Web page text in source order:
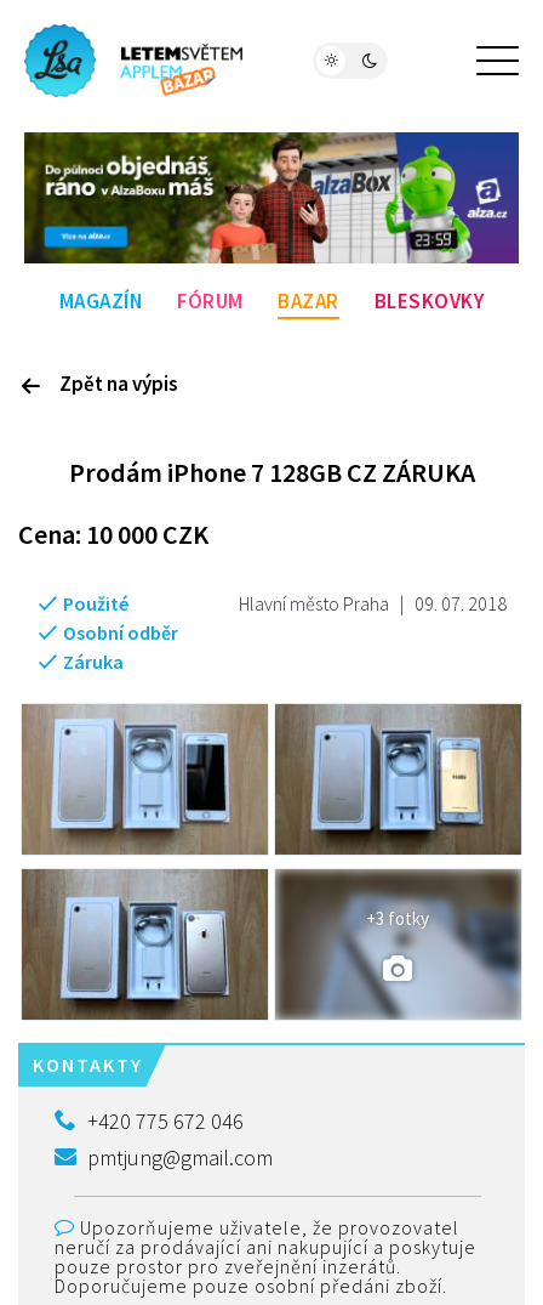
MAGAZÍN FÓRUM BAZAR BLESKOVKY
Zpět na výpis
Prodám iPhone 7 128GB CZ ZÁRUKA
Cena: 10 000CZK
Hlavní město Praha | 09. 07. 2018
Použité
Osobní odběr
Záruka
+3 fotky
KONTAKTY
+420 775 672 046
pmtjung@gmail.com
Upozorňujeme uživatele, že provozovatel
neručí za prodávající ani nakupující a poskytuje
pouze prostor pro zveřejnění inzerátů.
Doporučujeme pouze osobní předáni zboží.